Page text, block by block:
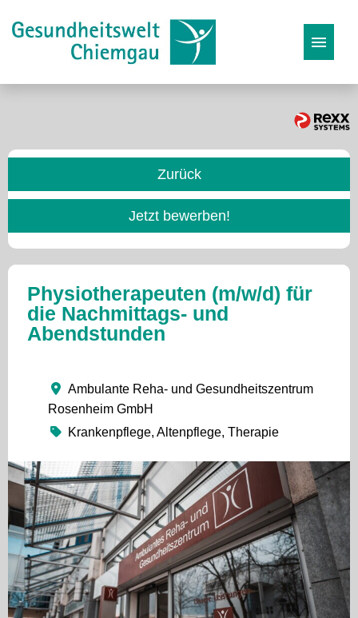
Karriereseite
Initiativbewerbung
Zurück
Jetzt bewerben!
Physiotherapeuten (m/w/d) für
die Nachmittags- und
Abendstunden
Ambulante Reha- und Gesundheitszentrum
Rosenheim GmbH
Krankenpflege, Altenpflege, Therapie